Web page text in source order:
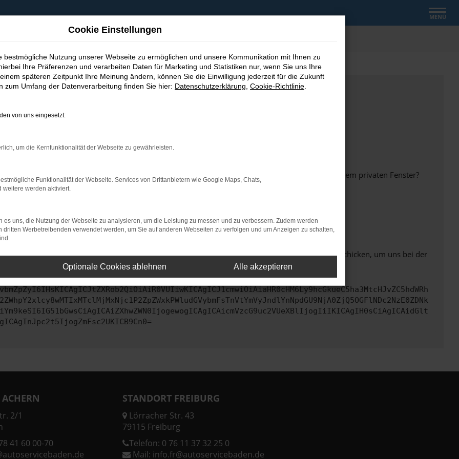
MENÜ
bestimmter Seiten verhindern. Funktioniert die Seite in einem anderen Browser oder in einem privaten Fenster?
beheben.
auf dem neuesten Stand sind.
kann auch dazu führen, dass bestimmte Funktionen nicht mehr unterstützt werden.
uns bitte. Wir werden versuchen, das Problem zu beheben. Du kannst uns diesen Text schicken, um uns bei der
2/1
41 60 00-70
STANDORT FREIBURG
Lörracher Str. 43
79115 Freiburg
Telefon: 0 76 11 37 32 25 0
Mail: info.fr@autoservicebaden.de
Cookie Einstellungen
bestmögliche Nutzung unserer Webseite zu ermöglichen und unsere Kommunikation mit Ihnen zu
Ihre Präferenzen und verarbeiten Daten für Marketing und Statistiken nur, wenn Sie uns Ihre
späteren Zeitpunkt Ihre Meinung ändern, können Sie die Einwilligung jederzeit für die Zukunft
zum Umfang der Datenverarbeitung finden Sie hier: Datenschutzerklärung Cookie-Richtlinie
von uns eingesetzt:
um die Kernfunktionalität der Webseite zu gewährleisten.
Funktionalität der Webseite. Services von Drittanbietern wie Google Maps, Chats,
weitere werden aktiviert.
es uns, die Nutzung der Webseite zu analysieren, um die Leistung zu messen und zu verbessern. Zudem werden
dritten Werbetreibenden verwendet werden, um Sie auf anderen Webseiten zu verfolgen und um Anzeigen zu schalten,
Optionale Cookies ablehnen Alle akzeptieren